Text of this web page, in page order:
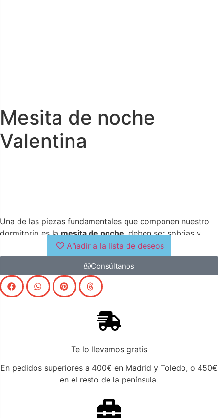
Mesita de noche
Valentina
Una de las piezas fundamentales que componen nuestro
dormitorio es lamesita de noche, deben ser sobrias y
elegantes y a la vez tener capacidad de almacenaje en su
interior
Añadir a la lista de deseos
Consúltanos
Te lo llevamos gratis
En pedidos superiores a 400€ en Madrid y Toledo, o 450€
en el resto de la península.